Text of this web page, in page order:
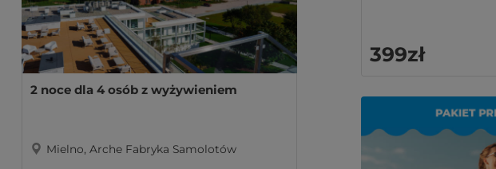
399zł
2 noce dla 4 osób z wyżywieniem
Mielno, Arche Fabryka Samolotów